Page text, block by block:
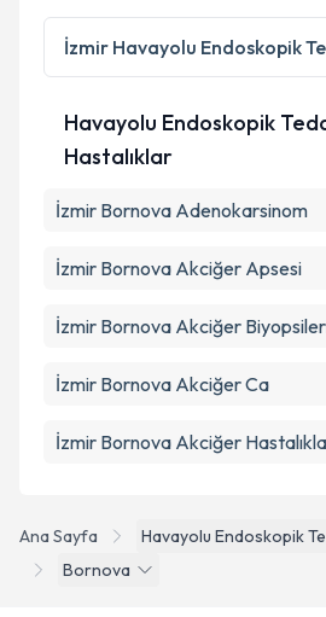
Kişisel verilerimin
Metni
'ni okudum ve kişisel
kapsamda işlenmesini kabul
Takvim
Ana Sayfa Havayolu Endoskopik
Bornova
İzmir Havayolu Endoskopik
Havayolu Endoskopik
Hastalıklar
İzmir Bornova Adenokarsinom
İzmir Bornova Akciğer Apsesi
İzmir Bornova Akciğer
İzmir Bornova Akciğer Ca
İzmir Bornova Akciğer